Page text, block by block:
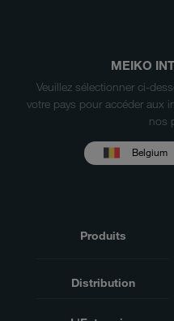
MEIKO
Veuillez sélectionner ci-
votre pays pour accéder aux
nos
Belgium
Produits
Distribution